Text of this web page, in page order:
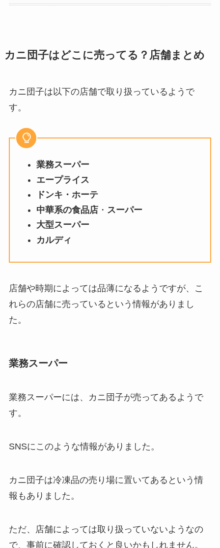
カニ団子はどこに売ってる？店舗まとめ
カニ団子は以下の店舗で取り扱っているようで
す。
業務スーパー
エープライス
ドンキ・ホーテ
中華系の食品店・ スーパー
大型スーパー
カルディ
店舗や時期によっては品薄になるようですが、こ
れらの店舗に売っているという情報がありまし
た。
業務スーパー
業務スーパーには、カニ団子が売ってあるようで
す。
SNSにこのような情報がありました。
カニ団子は冷凍品の売り場に置いてあるという情
報もありました。
ただ、店舗によっては取り扱っていないようなの
で、事前に確認しておくと良いかもしれません。